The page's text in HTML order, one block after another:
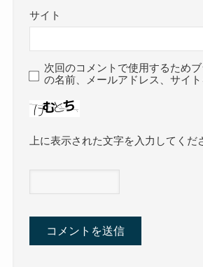
サイト
次回のコメントで使用するため
の名前、メールアドレス、サイト
上に表示された文字を入力してくだ